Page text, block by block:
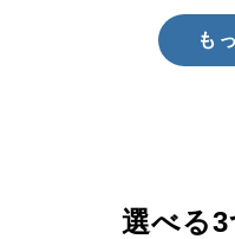
も
選べる